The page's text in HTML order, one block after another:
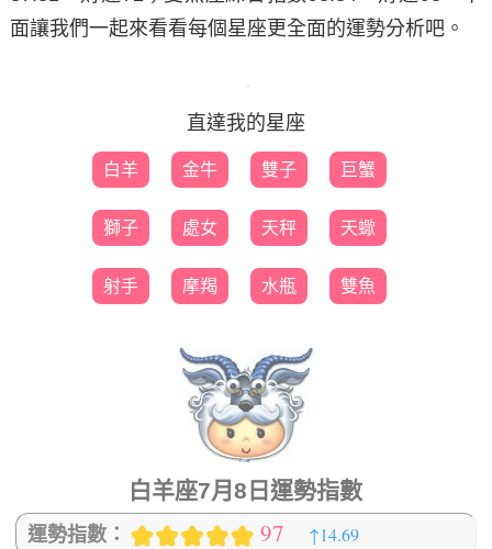
面讓我們一起來看看每個星座更全面的運勢分析吧。
直達我的星座
白羊 金牛 雙子 巨蟹
獅子 處女 天秤 天蠍
射手 摩羯 水瓶 雙魚
白羊座7月8日運勢指數
運勢指數： 97 ↑14.69